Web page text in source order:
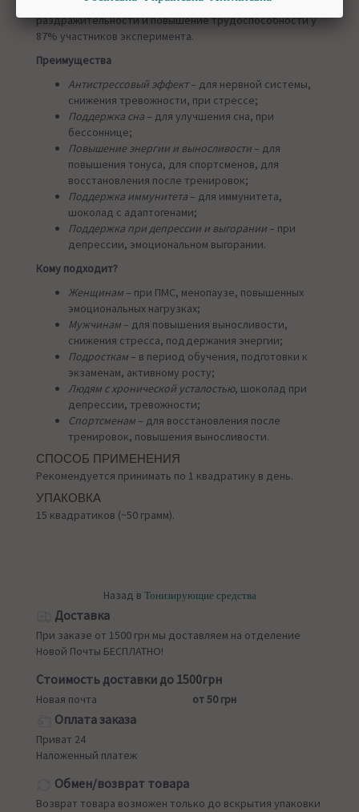
было отмечено улучшение настроения, снижение
раздражительности и повышение трудоспособности у
87% участников эксперимента.
Преимущества
Антистрессовый эффект– для нервной системы,
снижения тревожности, при стрессе;
Поддержка сна – для улучшения сна, при
бессоннице;
Повышение энергии и выносливости – для
повышения тонуса, для спортсменов, для
восстановления после тренировок;
Поддержка иммунитета – для иммунитета,
шоколад с адаптогенами;
Поддержка при депрессии и выгорании – при
депрессии, эмоциональном выгорании.
Кому подходит?
Женщинам – при ПМС, менопаузе, повышенных
эмоциональных нагрузках;
Мужчинам – для повышения выносливости,
снижения стресса, поддержания энергии;
Подросткам – в период обучения, подготовки к
экзаменам, активному росту;
Людям с хронической усталостью, шоколад при
депрессии, тревожности;
Спортсменам – для восстановления после
тренировок, повышения выносливости.
СПОСОБ ПРИМЕНЕНИЯ
Рекомендуется принимать по 1 квадратику в день.
УПАКОВКА
15 квадратиков (~50 грамм).
Назад в Тонизирующие средства
Доставка
При заказе от 1500 грн мы доставляем на отделение
Новой Почты БЕСПЛАТНО!
Стоимость доставки до 1500грн
Новая почта от 50 грн
Оплата заказа
Приват 24
Наложенный платеж
Обмен/возврат товара
Возврат товара возможен только до вскрытия упаковки